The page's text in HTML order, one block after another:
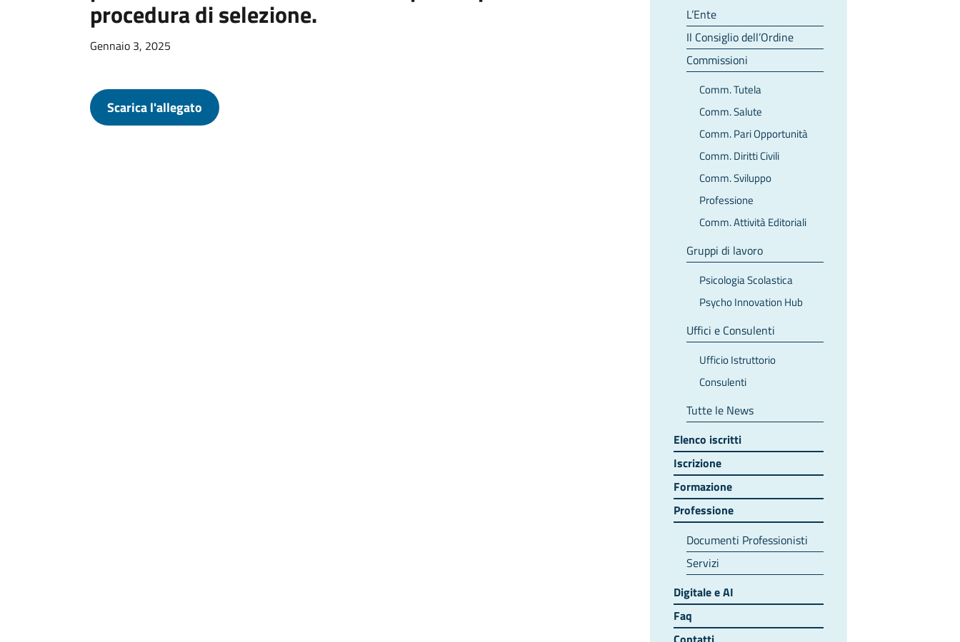
procedura di selezione.
Gennaio 3, 2025
Scarica l'allegato
L’Ente
Il Consiglio dell’Ordine
Commissioni
Comm. Tutela
Comm. Salute
Comm. Pari Opportunità
Comm. Diritti Civili
Comm. Sviluppo
Professione
Comm. Attività Editoriali
Gruppi di lavoro
Psicologia Scolastica
Psycho Innovation Hub
Uffici e Consulenti
Ufficio Istruttorio
Consulenti
Tutte le News
Elenco iscritti
Iscrizione
Formazione
Professione
Documenti Professionisti
Servizi
Digitale e AI
Faq